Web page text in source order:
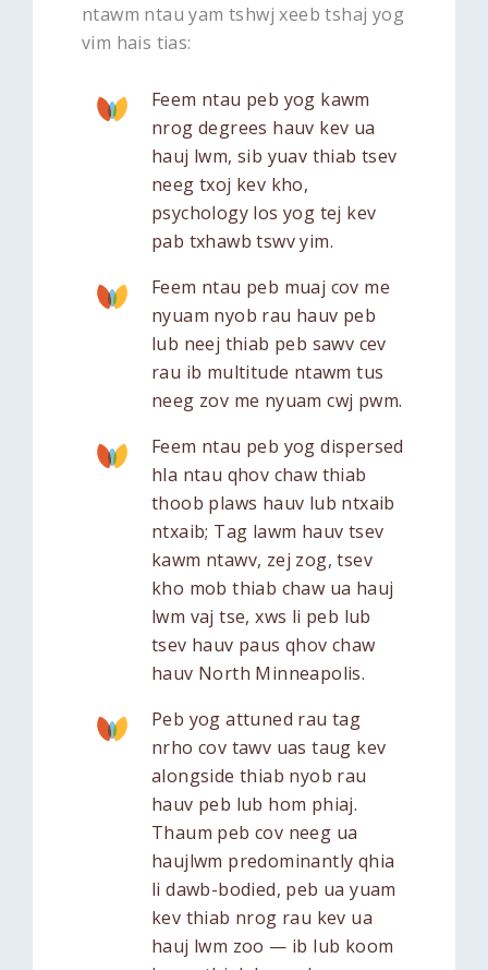
ntawm ntau yam tshwj xeeb tshaj yog
vim hais tias:
Feem ntau peb yog kawm
nrog degrees hauv kev ua
hauj lwm, sib yuav thiab tsev
neeg txoj kev kho,
psychology los yog tej kev
pab txhawb tswv yim.
Feem ntau peb muaj cov me
nyuam nyob rau hauv peb
lub neej thiab peb sawv cev
rau ib multitude ntawm tus
neeg zov me nyuam cwj pwm.
Feem ntau peb yog dispersed
hla ntau qhov chaw thiab
thoob plaws hauv lub ntxaib
ntxaib; Tag lawm hauv tsev
kawm ntawv, zej zog, tsev
kho mob thiab chaw ua hauj
lwm vaj tse, xws li peb lub
tsev hauv paus qhov chaw
hauv North Minneapolis.
Peb yog attuned rau tag
nrho cov tawv uas taug kev
alongside thiab nyob rau
hauv peb lub hom phiaj.
Thaum peb cov neeg ua
haujlwm predominantly qhia
li dawb-bodied, peb ua yuam
kev thiab nrog rau kev ua
hauj lwm zoo — ib lub koom